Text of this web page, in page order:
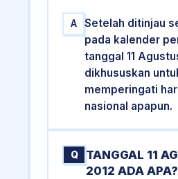
A
Setelah ditinjau
pada kalender
tanggal 11
dikhususkan
memperingati
nasional apapun.
Q
TANGGAL 11
2012 ADA APA?